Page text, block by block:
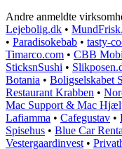
Andre anmeldte
Lejebolig.dk •
• Paradisokebab • tasty-
Timarco.com • CBB
SticksnSushi •
Botania • Boligselskabet
Restaurant Krabben •
Mac Support & Mac
Lafiamma • Cafegustav •
Spisehus • Blue Car
Vestergaardinvest •